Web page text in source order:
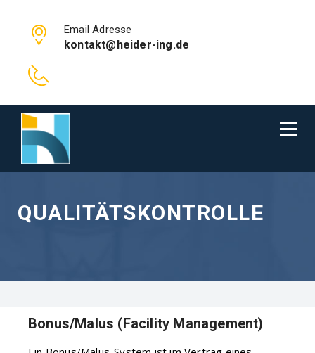
Email Adresse
kontakt@heider-ing.de
QUALITÄTSKONTROLLE
Bonus/Malus (Facility Management)